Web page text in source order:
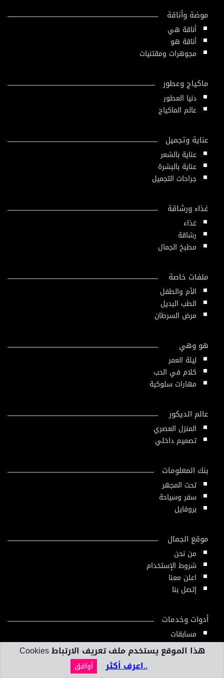
موضة وأناقة
أناقة هي
أناقة هو
مجوهرات ومقتنيات
ماكياج وعطور
دنيا العطور
عالم الماكياج
عناية وتجميل
عناية بالشعر
عناية بالبشرة
جراحات التجميل
غذاء ورشاقة
غذاء
رشاقة
مطبخ الجمال
ملفات خاصة
الأم والطفل
الطب البديل
مرض السرطان
هو وهي
ليلة العمر
كلام في الحب
مهارات سلوكية
عالم الديكور
المنزل العصري
تصميم داخلي
بنك المعلومات
تحت المجهر
سفر وسياحة
بروفايل
موقع الجمال
من نحن
شروط الإستخدام
اعلن معنا
إتصل بنا
أدوات وخدمات
مسابقات
عيادة الجمال
دليل الجمال
هذا الموقع يستخدم ملف تعريف الارتباط Cookies
..اعرف أكثر
أوافق